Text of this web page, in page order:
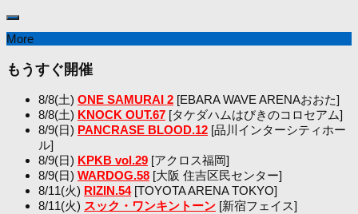
More
もうすぐ開催
8/8(土) ONE SAMURAI 2 [EBARA WAVE ARENAおおた]
8/8(土) KNOCK OUT.67 [タケダハムはびきのコロセアム]
8/9(日) PANCRASE BLOOD.12 [品川インターシティホー
ル]
8/9(日) KPKB vol.29 [アクロス福岡]
8/9(日) WARDOG.58 [大阪 住吉区民センター]
8/11(火) RIZIN.54[TOYOTA ARENA TOKYO]
8/11(火) スック・ワンキントーン [新宿フェイス]